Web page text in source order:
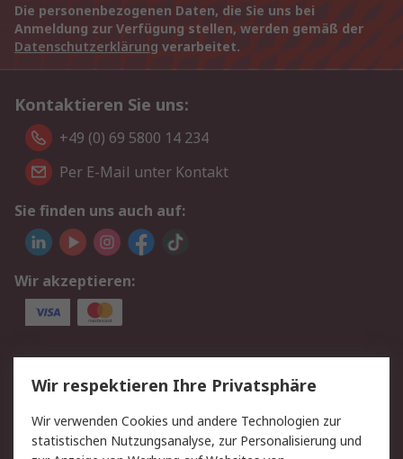
Die personenbezogenen Daten, die Sie uns bei
Anmeldung zur Verfügung stellen, werden gemäß der
Datenschutzerklärung verarbeitet.
Kontaktieren Sie uns:
+49 (0) 69 5800 14 234
Per E-Mail unter Kontakt
Sie finden uns auch auf:
Wir akzeptieren:
Service
Value Added Services
Lieferlösungen
Rücksendungen
Kontakt
Hilfe
Privatkunden
Wir respektieren Ihre Privatsphäre
Wir verwenden Cookies und andere Technologien zur
statistischen Nutzungsanalyse, zur Personalisierung und